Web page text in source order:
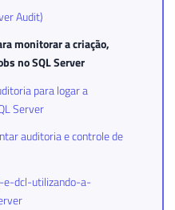
Audit)
monitorar a criação,
no SQL Server
para logar a
Server
auditoria e controle de
dcl-utilizando-a-